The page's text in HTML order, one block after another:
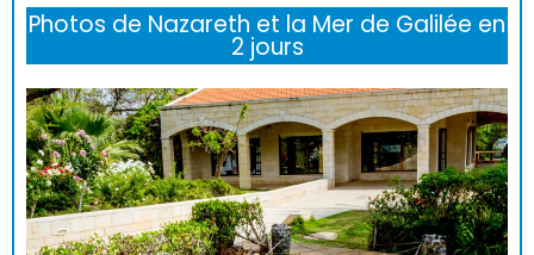
Photos de Nazareth et la Mer de Galilée en
2 jours